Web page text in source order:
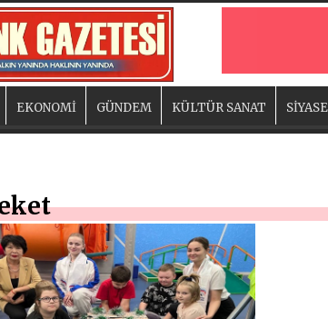
EKONOMİ GÜNDEM KÜLTÜR SANAT